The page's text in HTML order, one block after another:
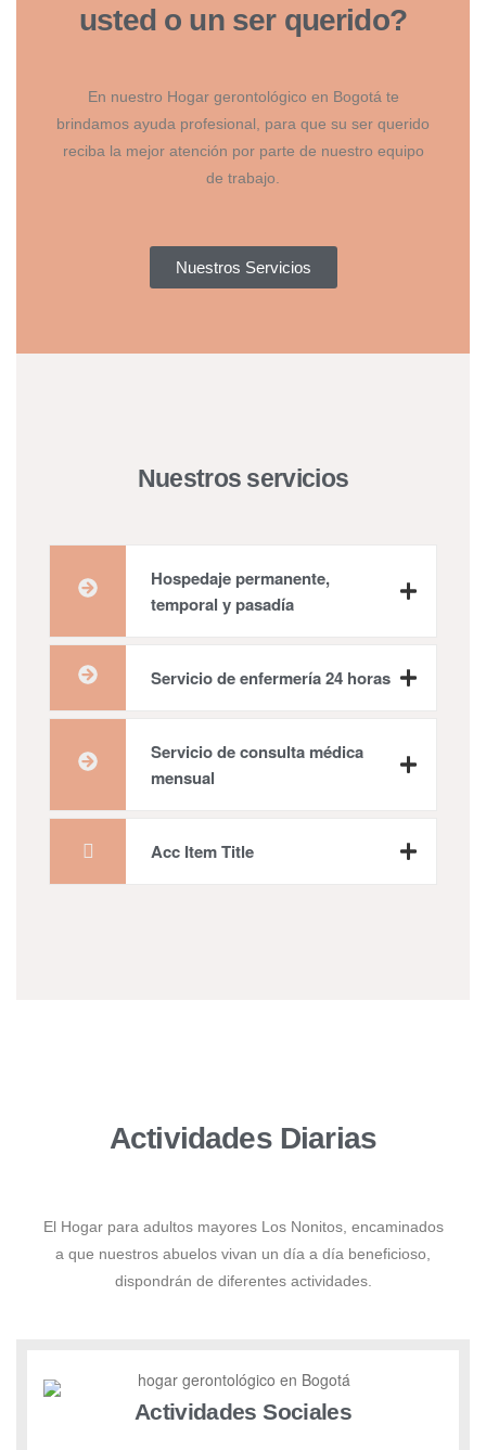
usted o un ser querido?
En nuestro Hogar gerontológico en Bogotá te
brindamos ayuda profesional, para que su ser querido
reciba la mejor atención por parte de nuestro equipo
de trabajo.
Nuestros Servicios
Nuestros servicios
Hospedaje permanente,
temporal y pasadía
Servicio de enfermería 24 horas
Servicio de consulta médica
mensual
Acc Item Title
Actividades Diarias
El Hogar para adultos mayores Los Nonitos, encaminados
a que nuestros abuelos vivan un día a día beneficioso,
dispondrán de diferentes actividades.
Actividades Sociales